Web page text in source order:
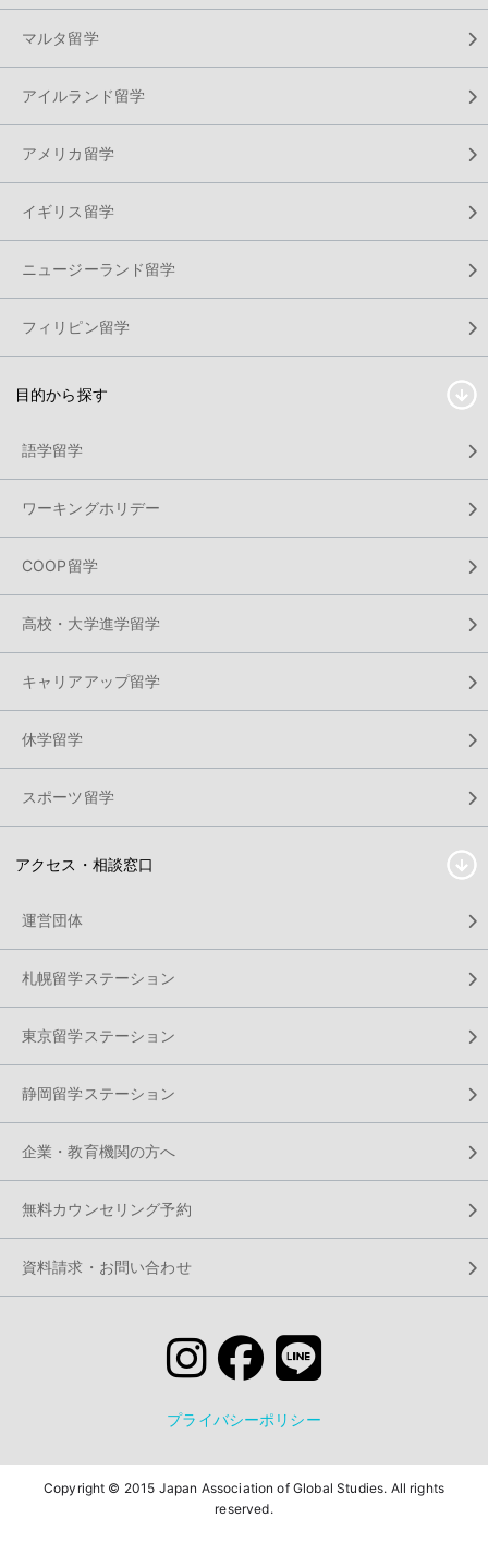
マルタ留学
アイルランド留学
アメリカ留学
イギリス留学
ニュージーランド留学
フィリピン留学
目的から探す
語学留学
ワーキングホリデー
COOP留学
高校・大学進学留学
キャリアアップ留学
休学留学
スポーツ留学
アクセス・相談窓口
運営団体
札幌留学ステーション
東京留学ステーション
静岡留学ステーション
企業・教育機関の方へ
無料カウンセリング予約
資料請求・お問い合わせ
プライバシーポリシー
Copyright © 2015 Japan Association of Global Studies. All rights
reserved.